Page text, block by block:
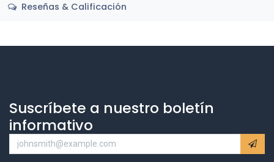
Reseñas & Calificación
Suscríbete a nuestro boletín
informativo